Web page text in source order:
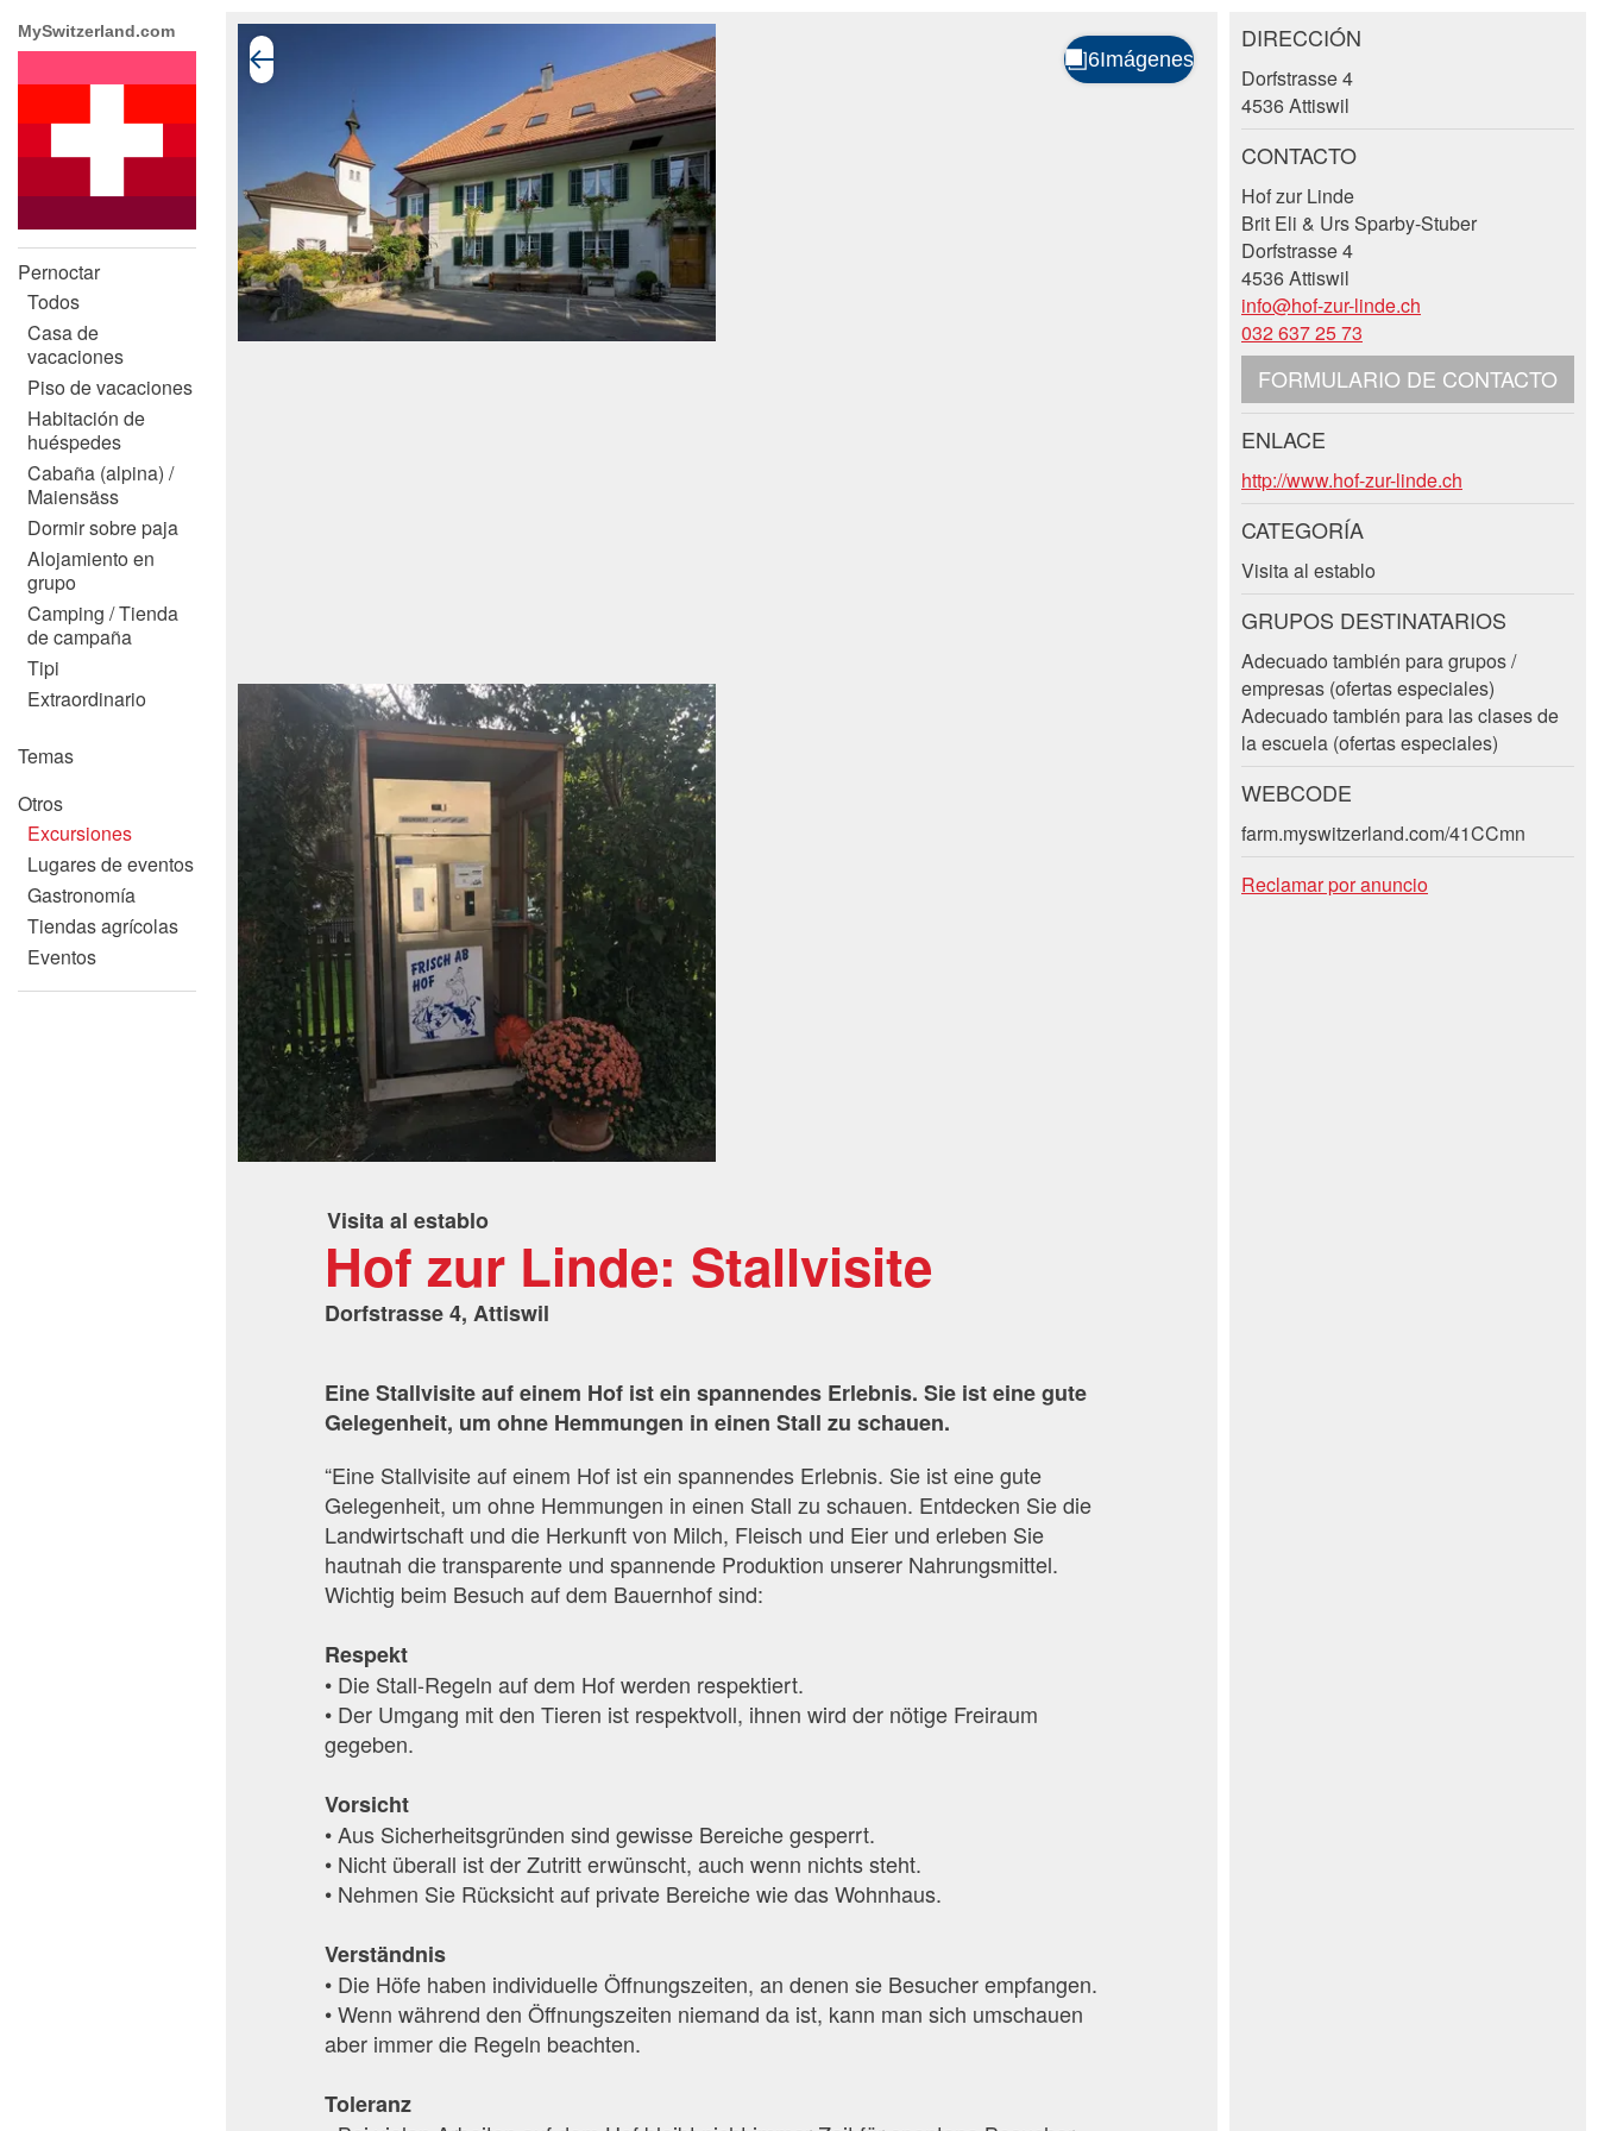
MySwitzerland.com
Pernoctar
Todos
Casa de
vacaciones
Piso de vacaciones
Habitación de
huéspedes
Cabaña (alpina) /
Maiensäss
Dormir sobre paja
Alojamiento en
grupo
Camping / Tienda
de campaña
Tipi
Extraordinario
Temas
Otros
Excursiones
Lugares de eventos
Gastronomía
Tiendas agrícolas
Eventos
Visita al establo
Hof zur Linde: Stallvisite
Dorfstrasse 4, Attiswil
Eine Stallvisite auf einem Hof ist ein spannendes Erlebnis. Sie ist eine gute
Gelegenheit, um ohne Hemmungen in einen Stall zu schauen.
“Eine Stallvisite auf einem Hof ist ein spannendes Erlebnis. Sie ist eine gute
Gelegenheit, um ohne Hemmungen in einen Stall zu schauen. Entdecken Sie die
Landwirtschaft und die Herkunft von Milch, Fleisch und Eier und erleben Sie
hautnah die transparente und spannende Produktion unserer Nahrungsmittel.
Wichtig beim Besuch auf dem Bauernhof sind:
Respekt
• Die Stall-Regeln auf dem Hof werden respektiert.
• Der Umgang mit den Tieren ist respektvoll, ihnen wird der nötige Freiraum
gegeben.
Vorsicht
• Aus Sicherheitsgründen sind gewisse Bereiche gesperrt.
• Nicht überall ist der Zutritt erwünscht, auch wenn nichts steht.
• Nehmen Sie Rücksicht auf private Bereiche wie das Wohnhaus.
Verständnis
• Die Höfe haben individuelle Öffnungszeiten, an denen sie Besucher empfangen.
• Wenn während den Öffnungszeiten niemand da ist, kann man sich umschauen
aber immer die Regeln beachten.
Toleranz
DIRECCIÓN
Dorfstrasse 4
4536 Attiswil
CONTACTO
Hof zur Linde
Brit Eli & Urs Sparby-Stuber
Dorfstrasse 4
4536 Attiswil
info@hof-zur-linde.ch
032 637 25 73
FORMULARIO DE CONTACTO
ENLACE
http://www.hof-zur-linde.ch
CATEGORÍA
Visita al establo
GRUPOS DESTINATARIOS
Adecuado también para grupos /
empresas (ofertas especiales)
Adecuado también para las clases de
la escuela (ofertas especiales)
WEBCODE
farm.myswitzerland.com/41CCmn
Reclamar por anuncio